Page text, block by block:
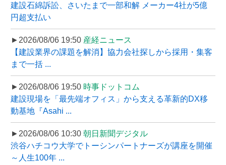
建設石綿訴訟、さいたまで一部和解 メーカー4社が5億
円超支払い
►2026/08/06 19:50 産経ニュース
【建設業界の課題を解消】協力会社探しから採用・集客
まで一括 ...
►2026/08/06 19:50 時事ドットコム
建設現場を「最先端オフィス」から支える革新的DX移
動基地『Asahi ...
►2026/08/06 10:30 朝日新聞デジタル
渋谷ハチコウ大学でトーシンパートナーズが講座を開催
～人生100年 ...